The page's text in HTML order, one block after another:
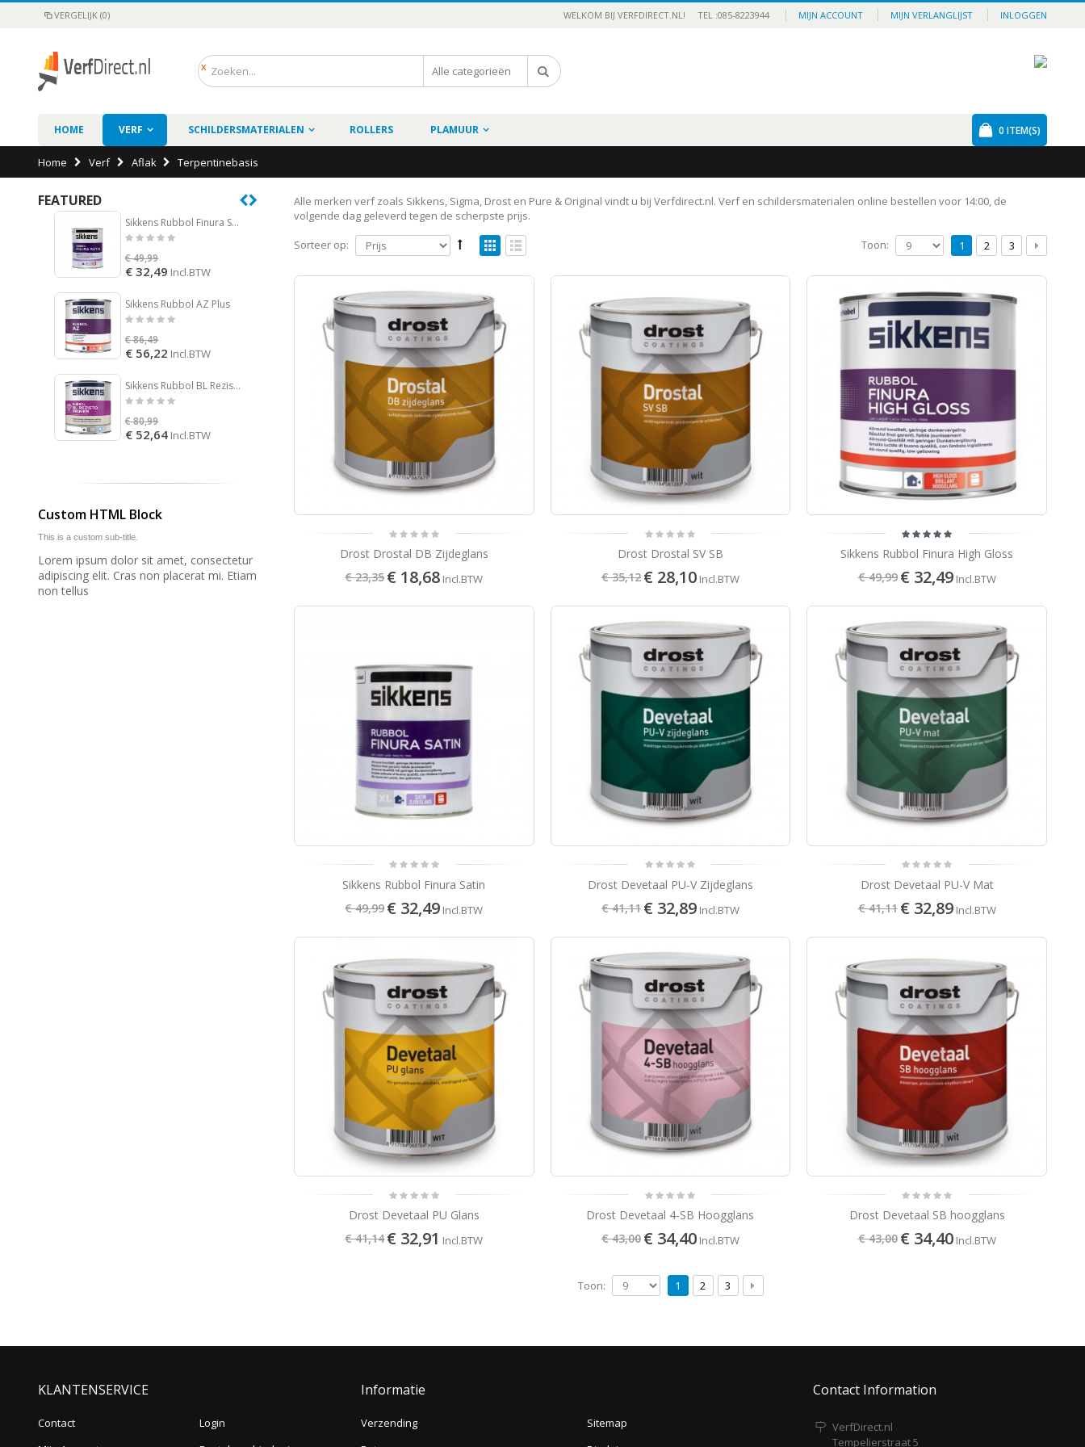
VERGELIJK (0) MIJN ACCOUNT MIJN VERLANGLIJST INLOGGEN
WELKOM BIJ VERFDIRECT.NL! TEL :085-8223944
0 ITEM(S)
HOME VERF SCHILDERSMATERIALEN ROLLERS PLAMUUR
Home Verf Aflak Terpentinebasis
Alle merken verf zoals Sikkens, Sigma, Drost en Pure & Original vindt u bij Verfdirect.nl. Verf en schildersmaterialen online bestellen voor 14:00, de
volgende dag geleverd tegen de scherpste prijs.
Sorteer op: 1 2 3
Toon:
Drost Drostal DB Zijdeglans
€ 23,35€ 18,68 Incl.BTW
Drost Drostal SV SB
€ 35,12 € 28,10 Incl.BTW
Sikkens Rubbol Finura High Gloss
€ 49,99 € 32,49 Incl.BTW
Sikkens Rubbol Finura Satin
€ 49,99€ 32,49 Incl.BTW
Drost Devetaal PU-V Zijdeglans
€ 41,11 € 32,89 Incl.BTW
Drost Devetaal PU-V Mat
€ 41,11 € 32,89 Incl.BTW
Drost Devetaal PU Glans
€ 41,14€ 32,91 Incl.BTW
Drost Devetaal 4-SB Hoogglans
€ 43,00 € 34,40 Incl.BTW
Drost Devetaal SB hoogglans
€ 43,00 € 34,40 Incl.BTW
1 2 3
Toon:
FEATURED
Sikkens Rubbol Finura Satin
€ 49,99
€ 32,49 Incl.BTW
Sikkens Rubbol AZ Plus
€ 86,49
€ 56,22 Incl.BTW
Sikkens Rubbol BL Rezisto Primer
€ 80,99
€ 52,64 Incl.BTW
Zero Clean mat klasse 1
€ 125,00
Sigmatin DGL Matt
€ 87,50 Incl.BTW
Sigma S2U Nova Satin
€ 102,50
Incl.BTW
Custom HTML Block
This is a custom sub-title.
Lorem ipsum dolor sit amet, consectetur
adipiscing elit. Cras non placerat mi. Etiam
non tellus
KLANTENSERVICE
Contact
Login
Informatie
Verzending
Sitemap
Contact Information
VerfDirect.nl
Tempelierstraat 5